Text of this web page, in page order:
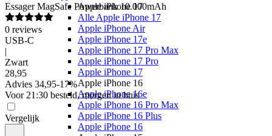
Apple iPhone 17
Alle Apple iPhone 17
Apple iPhone Air
Apple iPhone 17e
Apple iPhone 17 Pro Max
Apple iPhone 17 Pro
Apple iPhone 17
Apple iPhone 16
Apple iPhone 16e
Apple iPhone 16 Pro Max
Apple iPhone 16 Plus
Apple iPhone 16
Essager MagSafe Powerbank 10.000mAh
0 reviews
USB-C
|
Zwart
28,95
Advies 34,95-17%
Voor 21:30 besteld, morgen in huis
Vergelijk